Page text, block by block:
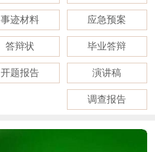
事迹材料 应急预案
答辩状 毕业答辩
开题报告 演讲稿
调查报告